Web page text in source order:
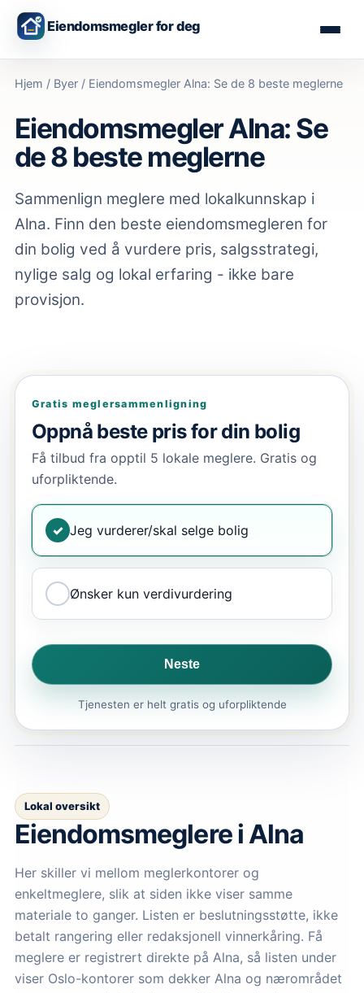
Eiendomsmegler for deg
Hjem / Byer / Eiendomsmegler Alna: Se de 8 beste meglerne
Eiendomsmegler Alna: Se
de 8 beste meglerne
Sammenlign meglere med lokalkunnskap i
Alna. Finn den beste eiendomsmegleren for
din bolig ved å vurdere pris, salgsstrategi,
nylige salg og lokal erfaring - ikke bare
provisjon.
Gratis meglersammenligning
Oppnå beste pris for din bolig
Få tilbud fra opptil 5 lokale meglere. Gratis og
uforpliktende.
✓ Jeg vurderer/skal selge bolig
Ønsker kun verdivurdering
Neste
Tjenesten er helt gratis og uforpliktende
Lokal oversikt
Eiendomsmeglerei Alna
Her skiller vi mellom meglerkontorer og
enkeltmeglere, slik at siden ikke viser samme
materiale to ganger. Listen er beslutningsstøtte, ikke
betalt rangering eller redaksjonell vinnerkåring. Få
meglere er registrert direkte på Alna, så listen under
viser Oslo-kontorer som dekker Alna og nærområdet